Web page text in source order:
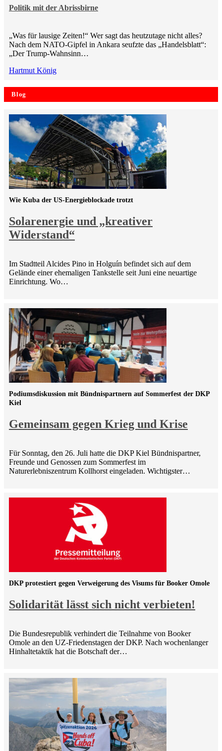
Politik mit der Abrissbirne
„Was für lausige Zeiten!“ Wer sagt das heutzutage nicht alles?
Nach dem NATO-Gipfel in Ankara seufzte das „Handelsblatt“:
„Der Trump-Wahnsinn…
Hartmut König
Blog
Solarenergie und „kreativer
Widerstand“
Wie Kuba der US-Energieblockade trotzt
Im Stadtteil Alcides Pino in Holguín befindet sich auf dem
Gelände einer ehemaligen Tankstelle seit Juni eine neuartige
Einrichtung. Wo…
Gemeinsam gegen Krieg und Krise
Podiumsdiskussion mit Bündnispartnern auf Sommerfest der DKP
Kiel
Für Sonntag, den 26. Juli hatte die DKP Kiel Bündnispartner,
Freunde und Genossen zum Sommerfest im
Naturerlebniszentrum Kollhorst eingeladen. Wichtigster…
Solidarität lässt sich nicht verbieten!
DKP protestiert gegen Verweigerung des Visums für Booker Omole
Die Bundesrepublik verhindert die Teilnahme von Booker
Omole an den UZ-Friedenstagen der DKP. Nach wochenlanger
Hinhaltetaktik hat die Botschaft der…